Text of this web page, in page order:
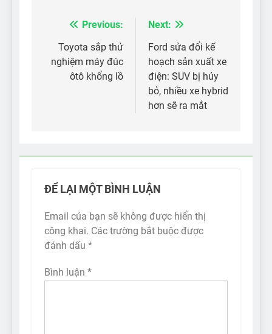
Điều
hướng
bài
Previous:
Toyota sắp thử
nghiệm máy đúc
ôtô khổng lồ
Next:
Ford sửa đổi kế
hoạch sản xuất xe
điện: SUV bị hủy
bỏ, nhiều xe hybrid
hơn sẽ ra mắt
ĐỂ LẠI MỘT BÌNH LUẬN
Email của bạn sẽ không được hiển thị
công khai. Các trường bắt buộc được
đánh dấu *
Bình luận *